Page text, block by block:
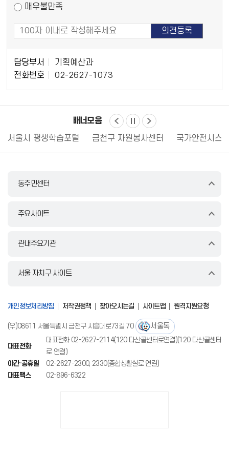
매우불만족
당
자
보
담당부서
기획예산과
전화번호
02-2627-1073
배너모음
서울시 평생학습포털
금천구 자원봉사센터 국가안전시스
동주민센터
주요사이트
관내주요기관
서울 자치구 사이트
개인정보처리방침 저작권정책 찾아오시는길 사이트맵 원격지원요청
(우)08611 서울특별시 금천구 시흥대로73길 70 서울톡
대표전화
대표전화 02-2627-2114(120 다산콜센터로연결)(120 다산콜센터
로 연결)
야간·공휴일
02-2627-2300, 2330(종합상활실로 연결)
대표팩스
02-896-6322